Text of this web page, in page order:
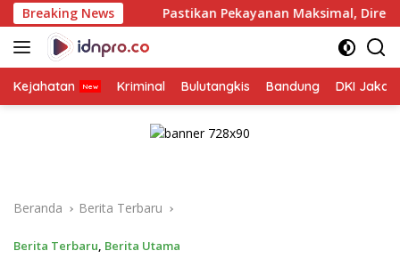
Langsung
ke
konten
Breaking News
Pastikan Pekayanan Maksimal, Direksi Jasa Raharja
Kejahatan Kriminal Bulutangkis Bandung DKI
Beranda Berita Terbaru
Berita Terbaru, Berita Utama